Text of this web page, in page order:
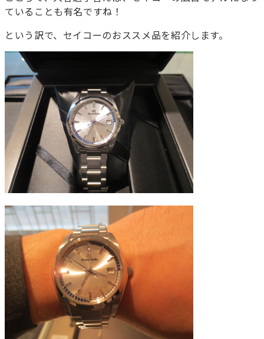
ていることも有名ですね！
という訳で、セイコーのおススメ品を紹介します。